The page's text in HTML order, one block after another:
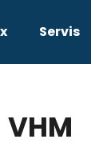
Servis
VHM